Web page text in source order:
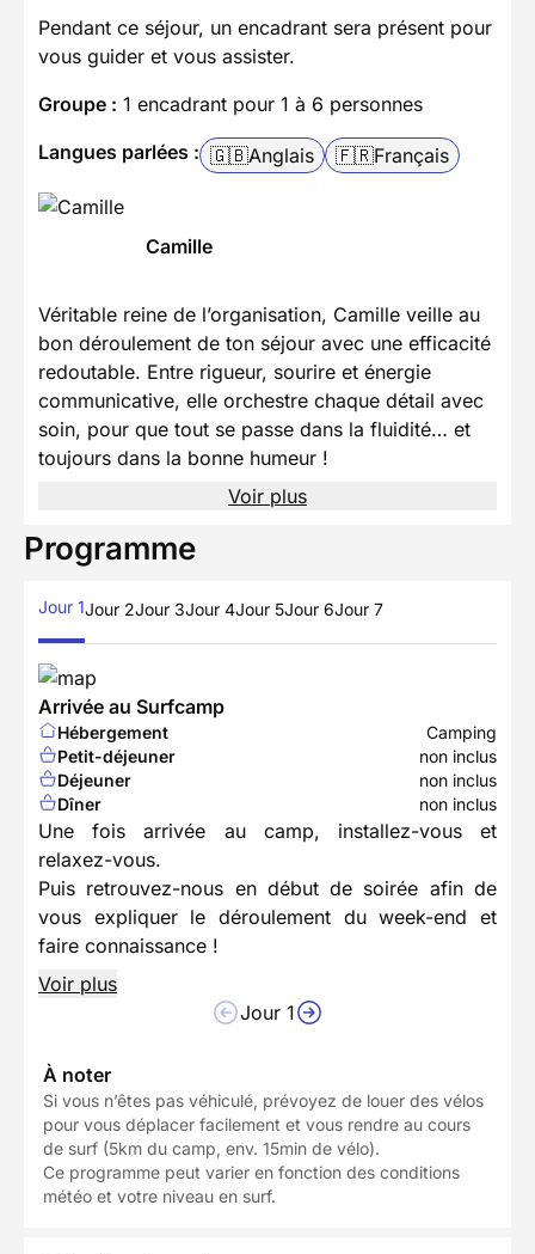
Pendant ce séjour, un encadrant sera présent pour
vous guider et vous assister.
Groupe : 1 encadrant pour 1 à 6 personnes
Langues parlées : 🇬🇧Anglais 🇫🇷Français
Camille
Véritable reine de l’organisation, Camille veille au
bon déroulement de ton séjour avec une efficacité
redoutable. Entre rigueur, sourire et énergie
communicative, elle orchestre chaque détail avec
soin, pour que tout se passe dans la fluidité… et
toujours dans la bonne humeur !
Voir plus
Programme
Jour 1Jour 2Jour 3Jour 4Jour 5Jour 6Jour 7
Arrivée au Surfcamp
Hébergement
Camping
Petit-déjeuner
non inclus
Déjeuner
non inclus
Dîner
non inclus
Une fois arrivée au camp, installez-vous et
relaxez-vous.
Puis retrouvez-nous en début de soirée afin de
vous expliquer le déroulement du week-end et
faire connaissance !
Voir plus
Jour 1
À noter
Si vous n’êtes pas véhiculé, prévoyez de louer des vélos
pour vous déplacer facilement et vous rendre au cours
de surf (5km du camp, env. 15min de vélo).
Ce programme peut varier en fonction des conditions
météo et votre niveau en surf.